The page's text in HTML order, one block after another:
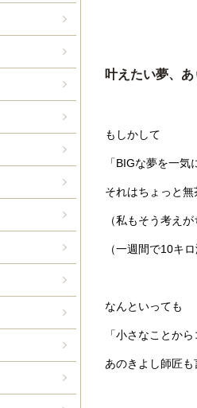
叶えたい夢、あ
もしかして
「BIGな夢を一
それはちょっと無
（私もそう考えが
（一週間で10キ
なんといっても
「小さなことか
あのきよし師匠